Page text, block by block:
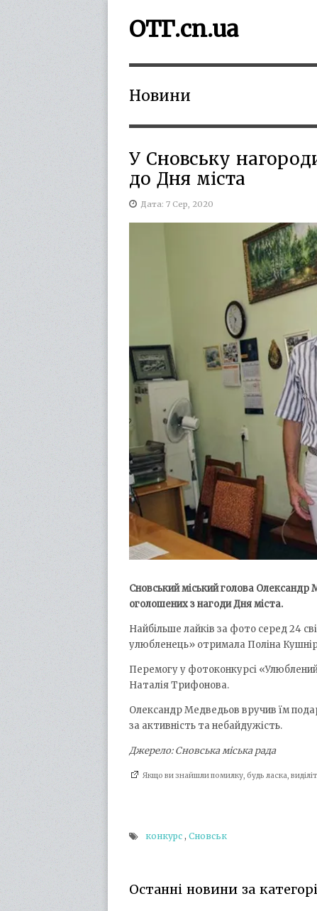
ОТГ.cn.ua
Новини
У Сновську
до Дня міста
Дата: 7 Сер, 2020
Сновський міський голова
оголошених з нагоди Дня міста.
Найбільше лайків за фото серед 24
улюбленець» отримала Поліна
Перемогу у фотоконкурсі
Наталія Трифонова.
Олександр Медведьов вручив їм
за активність та небайдужість.
Джерело: Сновська міська рада
Якщо ви знайшли помилку, будь ласка,
конкурс , Сновськ
Останні новини за